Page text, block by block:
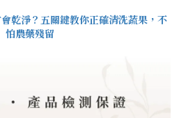
乾淨？五關鍵教你正確清洗蔬果，不
怕農藥殘留